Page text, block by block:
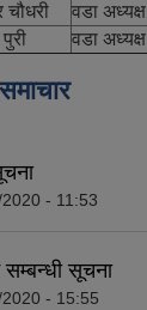
वडा अध्यक्ष
वडा अध्यक्ष
- 11:53
सूचना
- 15:55